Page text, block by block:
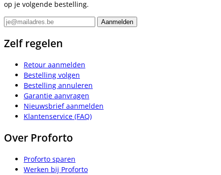
op je volgende bestelling.
Zelf regelen
Retour aanmelden
Bestelling volgen
Bestelling annuleren
Garantie aanvragen
Nieuwsbrief aanmelden
Klantenservice (FAQ)
Over Proforto
Proforto sparen
Werken bij Proforto